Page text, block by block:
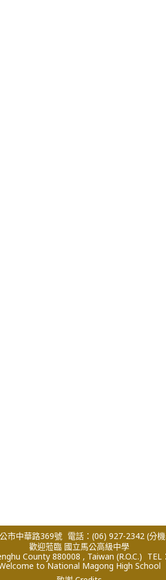
請開啟
市中華路369號 電話：(06) 927-2342 (分
歡迎蒞臨 國立馬公高級中學
County 880008 , Taiwan (R.O.C.) TEL
to National Magong High School